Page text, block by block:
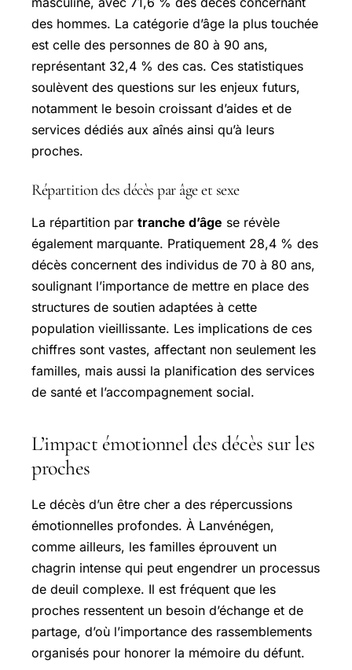
des hommes. La catégorie d’âge la plus touchée
est celle des personnes de 80 à 90 ans,
représentant 32,4 % des cas. Ces statistiques
soulèvent des questions sur les enjeux futurs,
notamment le besoin croissant d’aides et de
services dédiés aux aînés ainsi qu’à leurs
proches.
Répartition des décès par âge et sexe
La répartition par tranche d’âge se révèle
également marquante. Pratiquement 28,4 % des
décès concernent des individus de 70 à 80 ans,
soulignant l’importance de mettre en place des
structures de soutien adaptées à cette
population vieillissante. Les implications de ces
chiffres sont vastes, affectant non seulement les
familles, mais aussi la planification des services
de santé et l’accompagnement social.
L’impact émotionnel des décès sur les
proches
Le décès d’un être cher a des répercussions
émotionnelles profondes. À Lanvénégen,
comme ailleurs, les familles éprouvent un
chagrin intense qui peut engendrer un processus
de deuil complexe. Il est fréquent que les
proches ressentent un besoin d’échange et de
partage, d’où l’importance des rassemblements
organisés pour honorer la mémoire du défunt.